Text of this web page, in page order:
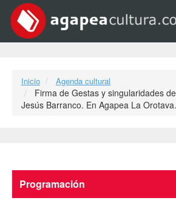
Inicio Agenda cultural
Firma de Gestas y singularidades
Jesús Barranco. En Agapea La Orotava.
Programación